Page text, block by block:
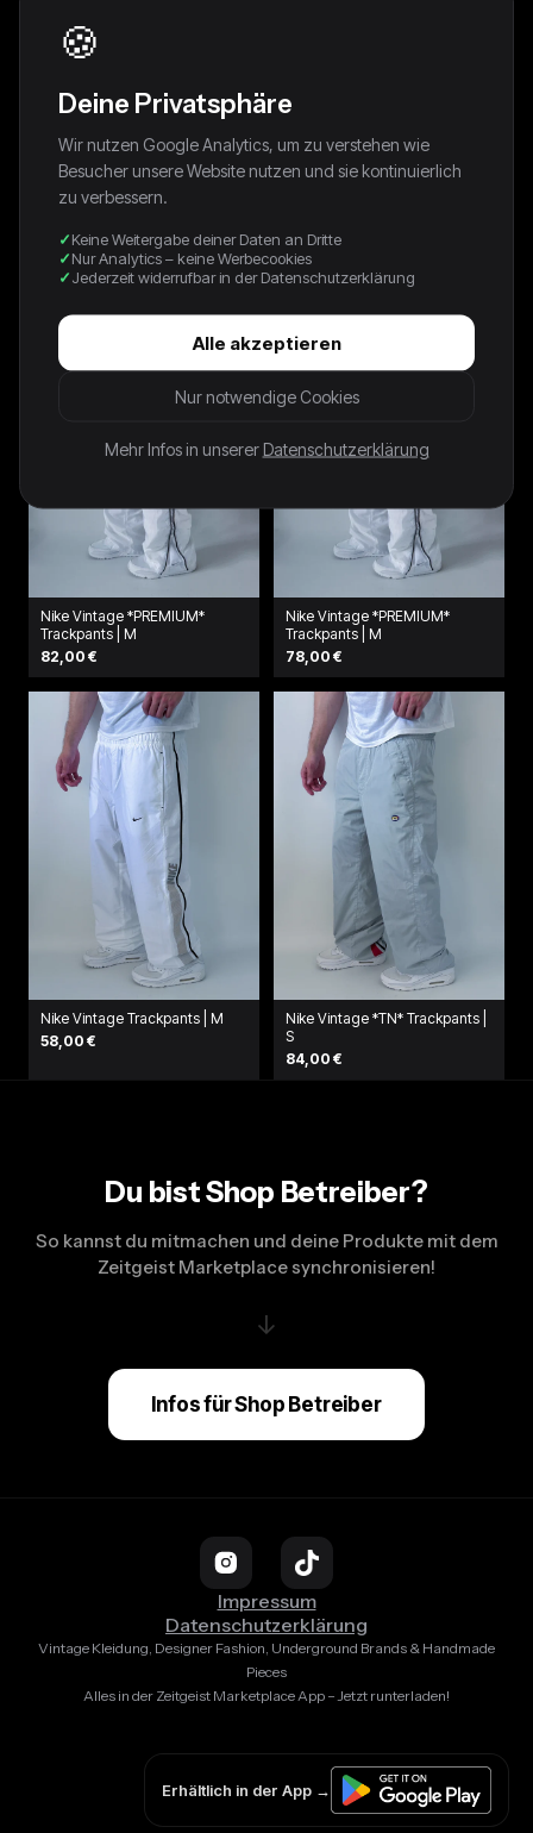
Trackpants | XS
64,00 €
64,00 €
Nike Vintage *PREMIUM*
Trackpants | M
82,00 €
Nike Vintage *PREMIUM*
Trackpants | M
78,00 €
Nike Vintage Trackpants | M
58,00 €
Nike Vintage *TN* Trackpants |
S
84,00 €
Du bist Shop Betreiber?
So kannst du mitmachen und deine Produkte mit dem
Zeitgeist Marketplace synchronisieren!
↓
Infos für Shop Betreiber
Impressum
Datenschutzerklärung
Vintage Kleidung, Designer Fashion, Underground Brands & Handmade
Pieces
Alles in der Zeitgeist Marketplace App – Jetzt runterladen!
Erhältlich in der App →
🍪
Deine Privatsphäre
Wir nutzen Google Analytics, um zu verstehen wie
Besucher unsere Website nutzen und sie kontinuierlich
zu verbessern.
Keine Weitergabe deiner Daten an Dritte
Nur Analytics – keine Werbecookies
Jederzeit widerrufbar in der Datenschutzerklärung
Alle akzeptieren
Nur notwendige Cookies
Mehr Infos in unserer Datenschutzerklärung